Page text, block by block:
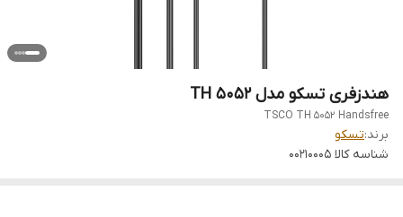
هندزفری تسکو مدل TH 5052
TSCO TH 5052 Handsfree
برند:تسکو
شناسه کالا 00210005